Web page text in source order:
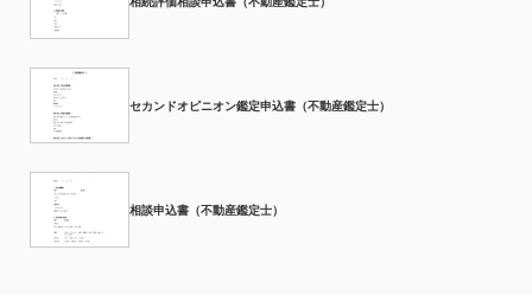
セカンドオピニオン鑑定申込書（不動産鑑定士）
相談申込書（不動産鑑定士）